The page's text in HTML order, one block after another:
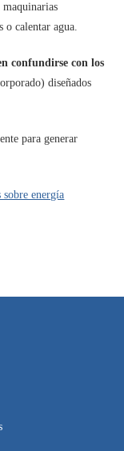
maquinarias
o calentar agua.
confundirse con los
diseñados
para generar
sobre energía